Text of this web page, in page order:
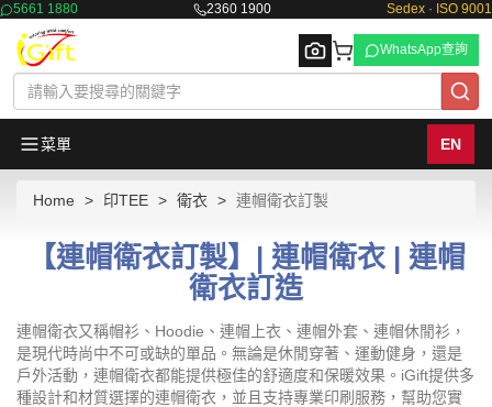
5661 1880 2360 1900 Sedex · ISO 9001
Browse
WhatsApp查詢
菜單 EN
Home 印TEE 衛衣 連帽衛衣訂製
【連帽衛衣訂製】| 連帽衛衣 | 連帽
衛衣訂造
連帽衛衣又稱帽衫、Hoodie、連帽上衣、連帽外套、連帽休閒衫，
是現代時尚中不可或缺的單品。無論是休閒穿著、運動健身，還是
戶外活動，連帽衛衣都能提供極佳的舒適度和保暖效果。iGift提供多
種設計和材質選擇的連帽衛衣，並且支持專業印刷服務，幫助您實